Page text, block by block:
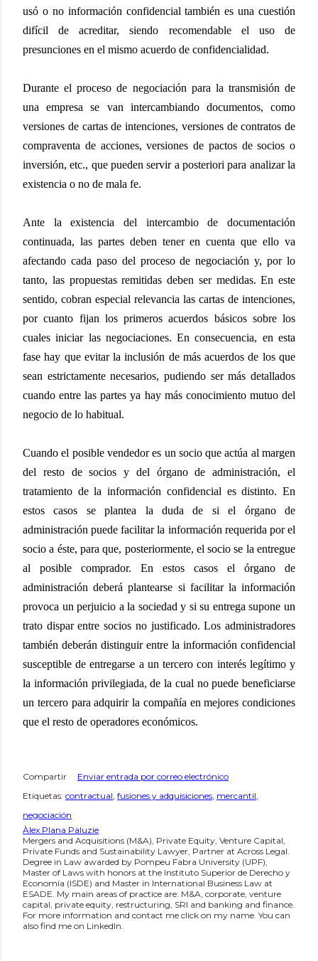
usó o no información confidencial también es una cuestión
difícil de acreditar, siendo recomendable el uso de
presunciones en el mismo acuerdo de confidencialidad.
Durante el proceso de negociación para la transmisión de
una empresa se van intercambiando documentos, como
versiones de cartas de intenciones, versiones de contratos de
compraventa de acciones, versiones de pactos de socios o
inversión, etc., que pueden servir a posteriori para analizar la
existencia o no de mala fe.
Ante la existencia del intercambio de documentación
continuada, las partes deben tener en cuenta que ello va
afectando cada paso del proceso de negociación y, por lo
tanto, las propuestas remitidas deben ser medidas. En este
sentido, cobran especial relevancia las cartas de intenciones,
por cuanto fijan los primeros acuerdos básicos sobre los
cuales iniciar las negociaciones. En consecuencia, en esta
fase hay que evitar la inclusión de más acuerdos de los que
sean estrictamente necesarios, pudiendo ser más detallados
cuando entre las partes ya hay más conocimiento mutuo del
negocio de lo habitual.
Cuando el posible vendedor es un socio que actúa al margen
del resto de socios y del órgano de administración, el
tratamiento de la información confidencial es distinto. En
estos casos se plantea la duda de si el órgano de
administración puede facilitar la información requerida por el
socio a éste, para que, posteriormente, el socio se la entregue
al posible comprador. En estos casos el órgano de
administración deberá plantearse si facilitar la información
provoca un perjuicio a la sociedad y si su entrega supone un
trato dispar entre socios no justificado. Los administradores
también deberán distinguir entre la información confidencial
susceptible de entregarse a un tercero con interés legítimo y
la información privilegiada, de la cual no puede beneficiarse
un tercero para adquirir la compañía en mejores condiciones
que el resto de operadores económicos.
Compartir
Enviar entrada por correo electrónico
Etiquetas: contractual fusiones y adquisiciones mercantil
negociación
Àlex Plana Paluzie
Mergers and Acquisitions (M&A), Private Equity, Venture Capital,
Private Funds and Sustainability Lawyer, Partner at Across Legal.
Degree in Law awarded by Pompeu Fabra University (UPF),
Master of Laws with honors at the Instituto Superior de Derecho y
Economía (ISDE) and Master in International Business Law at
ESADE. My main areas of practice are: M&A, corporate, venture
capital, private equity, restructuring, SRI and banking and finance.
For more information and contact me click on my name. You can
also find me on LinkedIn.